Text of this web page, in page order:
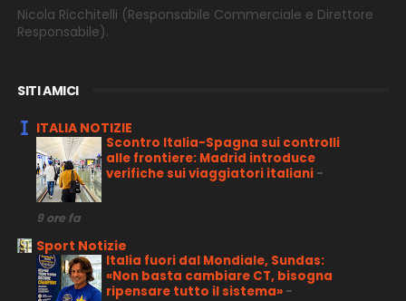
Nicola Ricchitelli (Responsabile Commerciale e Direttore
Responsabile).
SITI AMICI
ITALIA NOTIZIE
Scontro Italia-Spagna sui controlli
alle frontiere: Madrid introduce
verifiche sui viaggiatori italiani -
9 ore fa
Sport Notizie
Italia fuori dal Mondiale, Sundas:
«Non basta cambiare CT, bisogna
ripensare tutto il sistema» -